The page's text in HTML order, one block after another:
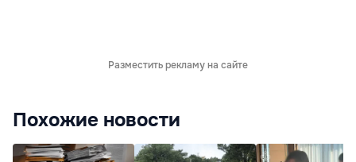
Разместить рекламу на сайте
Похожие новости